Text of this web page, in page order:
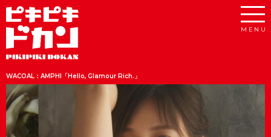
WACOAL：AMPHI「Hello, Glamour Rich.」